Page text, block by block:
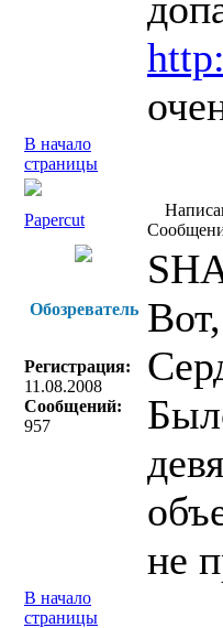
В начало
страницы
Papercut
Обозреватель
Регистрация:
11.08.2008
Сообщений:
957
не
В начало
страницы